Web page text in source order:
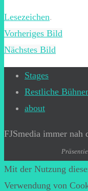
Lesezeichen.
Vorheriges Bild
Nächstes Bild
Stages
Restliche
about
FJSmedia immer nah
Mit der Nutzung
Verwendung von